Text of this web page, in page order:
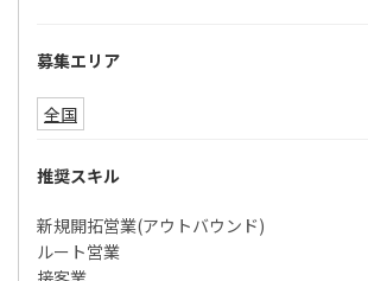
募集エリア
全国
推奨スキル
新規開拓営業(アウトバウンド)
ルート営業